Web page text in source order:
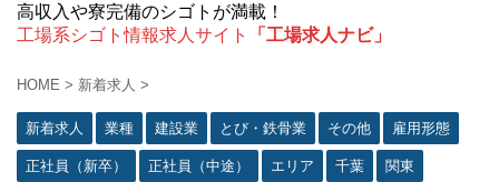
高収入や寮完備のシゴトが満載！
工場系シゴト情報求人サイト
「工場求人ナビ」
HOME > 新着求人 >
新着求人 業種 建設業 とび・鉄骨業 その他 雇用形態
正社員（新卒） 正社員（中途） エリア 千葉 関東